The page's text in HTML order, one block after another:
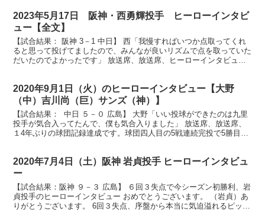
2023年5月17日 阪神・西勇輝投手 ヒーローインタビ
ュー【全文】
【試合結果： 阪神 3－1 中日】 西「我慢すればいつか点取ってくれ
ると思って投げてましたので、みんなが良いリズムで点を取っていた
だいたのでよかったです」 放送席、放送席、ヒーローインタビュー
2020年9月1日（火）のヒーローインタビュー【大野
（中）吉川尚（巨）サンズ（神）】
【試合結果： 中日 ５－０ 広島】 大野「いい投球ができたのは九里
投手が気合入ってたんで、僕も気合入りました」 放送席、放送席、
１4年ぶりの球団記録達成です。球団四人目の5戦連続完投で5勝目、
2020年7月4日（土）阪神 岩貞投手 ヒーローインタビュ
ー
【試合結果：阪神 ９－３ 広島】 ６回３失点で今シーズン初勝利、岩
貞投手のヒーローインタビュー おめでとうございます。 （岩貞）あ
りがとうございます。 6回３失点、序盤から本当に気迫溢れるピッチ